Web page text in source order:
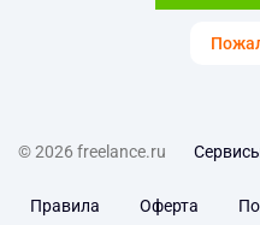
© 2026 freelance.ru
Правила Оферта